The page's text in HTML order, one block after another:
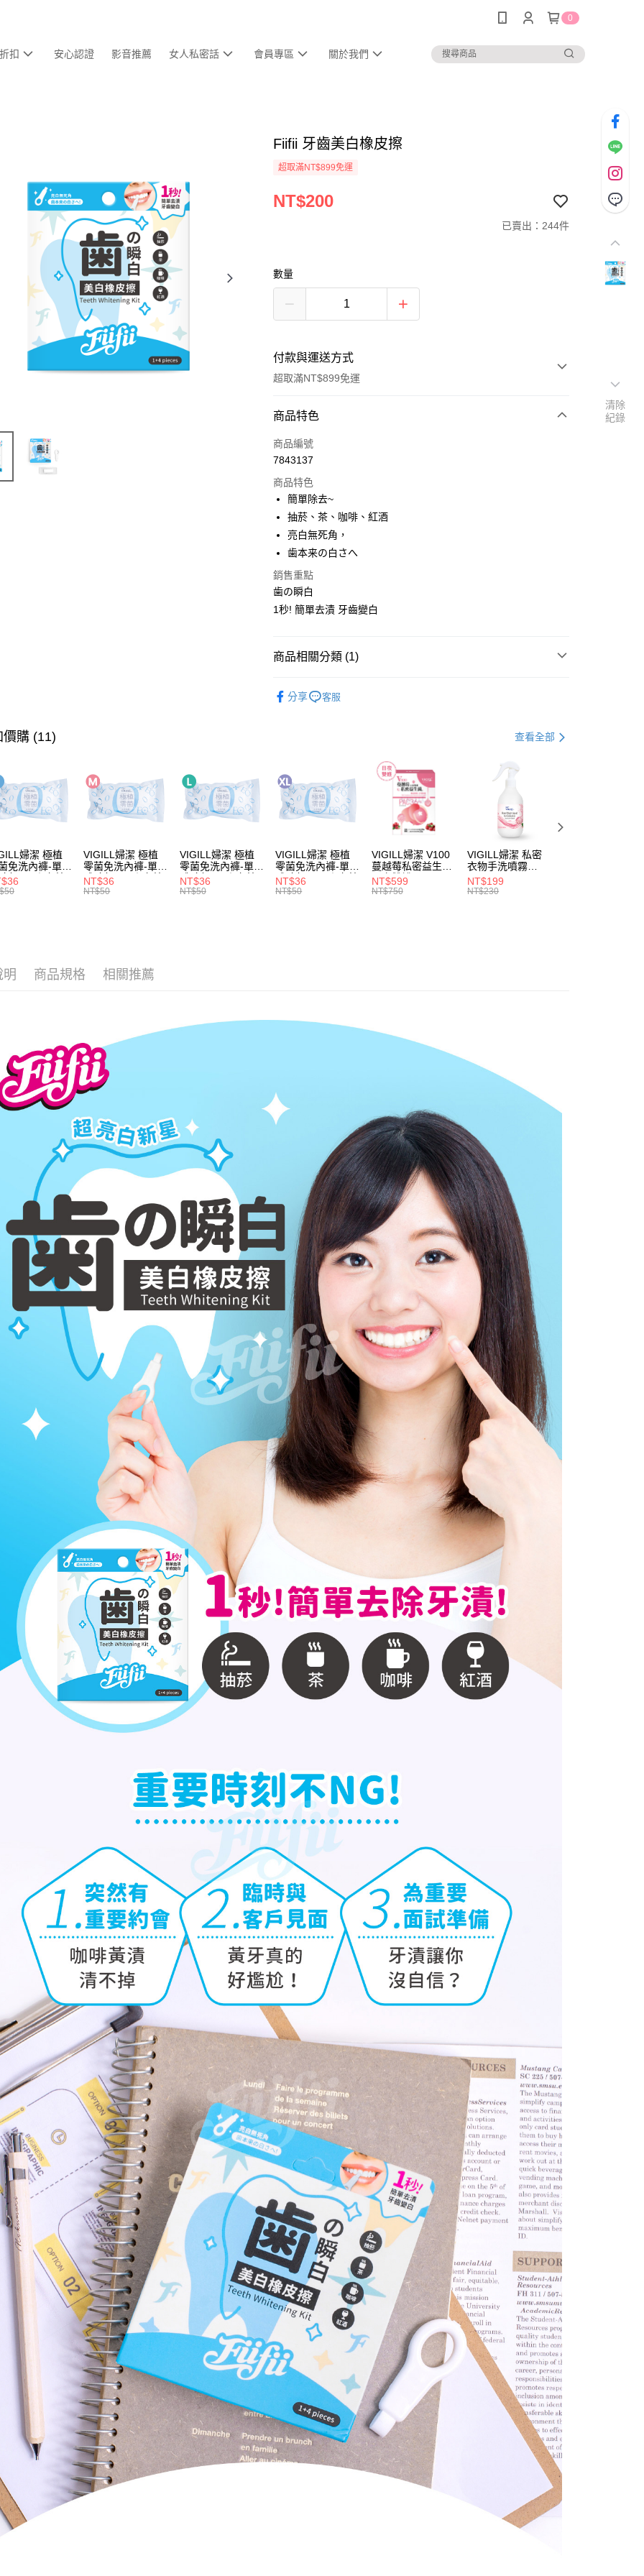
0
扣 安心認證 影音推薦 女人私密話 會員專區 關於我們
Fiifii 牙齒美白橡皮擦
超取滿NT$899免運
NT$200
已賣出：244件
數量
付款與運送方式
超取滿NT$899免運
付款方式
信用卡一次付款
LINE Pay
Apple Pay
街口支付
悠遊付
大哥付你分期
1.本服務由台灣大哥大提供，台灣大哥大用戶可立即使用無須另外申請。
4.訂單成立30分鐘內，如未前往確認交易或遇審核未通過，訂單將自動取
消。如遇「轉專審核」未通過狀況，表示未達大哥付你分期系統評分，恕
無法說明評估內容。
【繳款方式說明】
1.分期款項不併入電信帳單，「大哥付你分期」於每月結算日後寄送繳費提
2.透過簡訊連結打開帳單後，可選擇「超商條碼／台灣大直營門市／銀行轉
帳／街口支付／iPASS MONEY」等通路繳費。
【注意事項】
1.本服務係由「台灣大哥大股份有限公司」（以下簡稱本公司）所提供，讓
AFTEE先享後付
AFTEE先享後付是「在收到商品之後才付款」的支付方式。 讓您購物簡單
１．簡單：不需註冊會員、不需綁卡、不需儲值。
２．便利：只要手機號碼，簡訊認證，即可結帳。
３．安心：先確認商品／服務後，再付款。
【「AFTEE先享後付」結帳流程】
１．於結帳方式選擇「AFTEE先享後付」後，將跳轉至「AFTEE先享後
２．訂單成立數日內，您將收到繳費通知簡訊。
３．收到繳費通知簡訊後14天內，點擊此簡訊中的連結，可透過四大超商
／ATM／網路銀行／等多元方式進行付款，方視為交易完成。
※ 請注意：結帳手續完成當下不需立刻繳費，但若您需要取消訂單，請聯
求債權轉讓予恩沛科技股份有限公司。
２．關於個人資料處理事宜，請瀏覽以下網址：
３．未成年的使用者請事先徵得法定代理人或監護人之同意方可使用
「AFTEE先享後付」，若未經同意申辦者引起之損失，本公司不負相關責
４．使用「AFTEE先享後付」時，將依據個別帳號之用戶狀況，依本公司
即時審查核予不同之上限額度；若仍有額度不足之情形，本公司將視審查
結果請求用戶進行身份認證。
５．嚴禁一人註冊多個帳號或使用他人資訊註冊。若發現惡意使用之情
形，恩沛科技股份有限公司將有權停止該用戶之使用額度並採取法律行
運送方式
全家取貨付款
每筆NT$65，滿NT$899(含以上)免運費
7-11取貨付款
每筆NT$65，滿NT$899(含以上)免運費
商品特色
商品編號
7843137
商品特色
簡單除去~
抽菸、茶、咖啡、紅酒
亮白無死角，
歯本来の白さへ
銷售重點
歯の瞬白
1秒! 簡單去漬 牙齒變白
商品相關分類 (1)
分享
客服
價購 (11) 查看全部
婦潔 極植
免洗內褲-單入
(S) ◇完美
。零束縛◇
VIGILL婦潔 極植
零菌免洗內褲-單入
體驗包(M) ◇完美
服貼。零束縛◇
NT$36
NT$50
VIGILL婦潔 極植
零菌免洗內褲-單入
體驗包(L) ◇完美
服貼。零束縛◇
NT$36
NT$50
VIGILL婦潔 極植
零菌免洗內褲-單入
體驗包(XL) ◇完美
服貼。零束縛◇
NT$36
NT$50
VIGILL婦潔 V100
蔓越莓私密益生菌-
日夜雙護(20+20
粒/盒)
NT$599
NT$750
VIGILL婦潔 私密
衣物手洗噴霧
250ml
NT$199
NT$230
明 商品規格 相關推薦
清除
紀錄